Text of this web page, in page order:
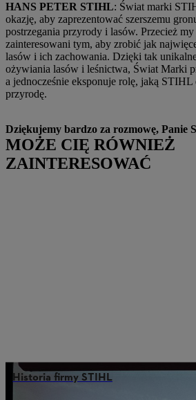
HANS PETER STIHL: Świat marki
okazję, aby zaprezentować szerszemu
postrzegania przyrody i lasów. Przecież
zainteresowani tym, aby zrobić jak
lasów i ich zachowania. Dzięki tak
ożywiania lasów i leśnictwa, Świat Marki
a jednocześnie eksponuje rolę, jaką
przyrodę.
Dziękujemy bardzo za rozmowę, Panie
MOŻE CIĘ RÓWNIEŻ
ZAINTERESOWAĆ
Historia firmy STIHL